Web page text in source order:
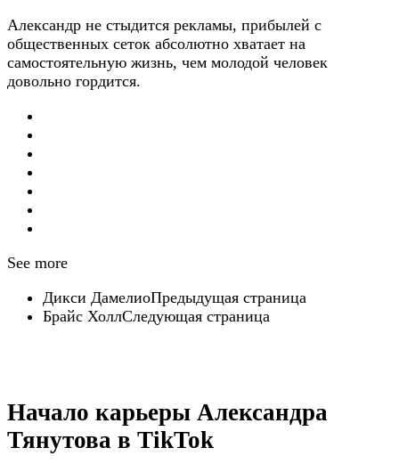
Александр не стыдится рекламы, прибылей с
общественных сеток абсолютно хватает на
самостоятельную жизнь, чем молодой человек
довольно гордится.
See more
Дикси ДамелиоПредыдущая страница
Брайс ХоллСледующая страница
Начало карьеры Александра
Тянутова в TikTok